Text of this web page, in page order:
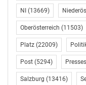
Innsbruck um
beträgt die
Weitere Daten,
Marktbericht 2017,
NI (13669)
Oberösterreich (11503)
Platz (22009)
Post (5294)
Salzburg (13416)